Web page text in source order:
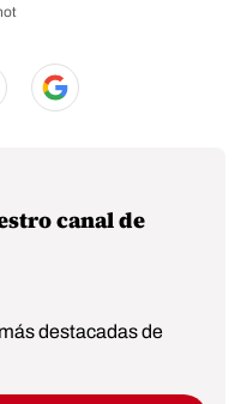
canal de
destacadas de